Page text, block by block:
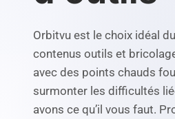
Orbitvu est le choix idéal
contenus outils et
avec des points chauds
surmonter les difficultés
avons ce qu’il vous faut.